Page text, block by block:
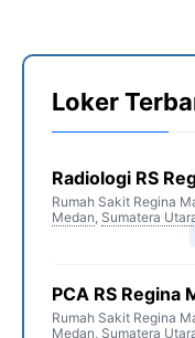
Loker
Radiologi RS
Rumah Sakit Regina
Medan, Sumatera
PCA RS Regina
Rumah Sakit Regina
Medan, Sumatera